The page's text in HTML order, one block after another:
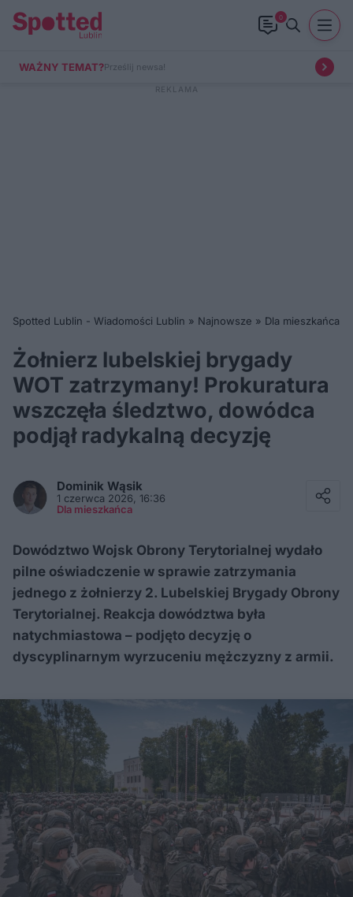
99+
WAŻNY TEMAT?Prześlij newsa!
Spotted Lublin - Wiadomości Lublin » Najnowsze » Dla mieszkańca
Żołnierz lubelskiej brygady
WOT zatrzymany! Prokuratura
wszczęła śledztwo, dowódca
podjął radykalną decyzję
Dominik Wąsik
1 czerwca 2026, 16:36
Dla mieszkańca
Dowództwo Wojsk Obrony Terytorialnej wydało
pilne oświadczenie w sprawie zatrzymania
jednego z żołnierzy 2. Lubelskiej Brygady Obrony
Terytorialnej. Reakcja dowództwa była
natychmiastowa – podjęto decyzję o
dyscyplinarnym wyrzuceniu mężczyzny z armii.